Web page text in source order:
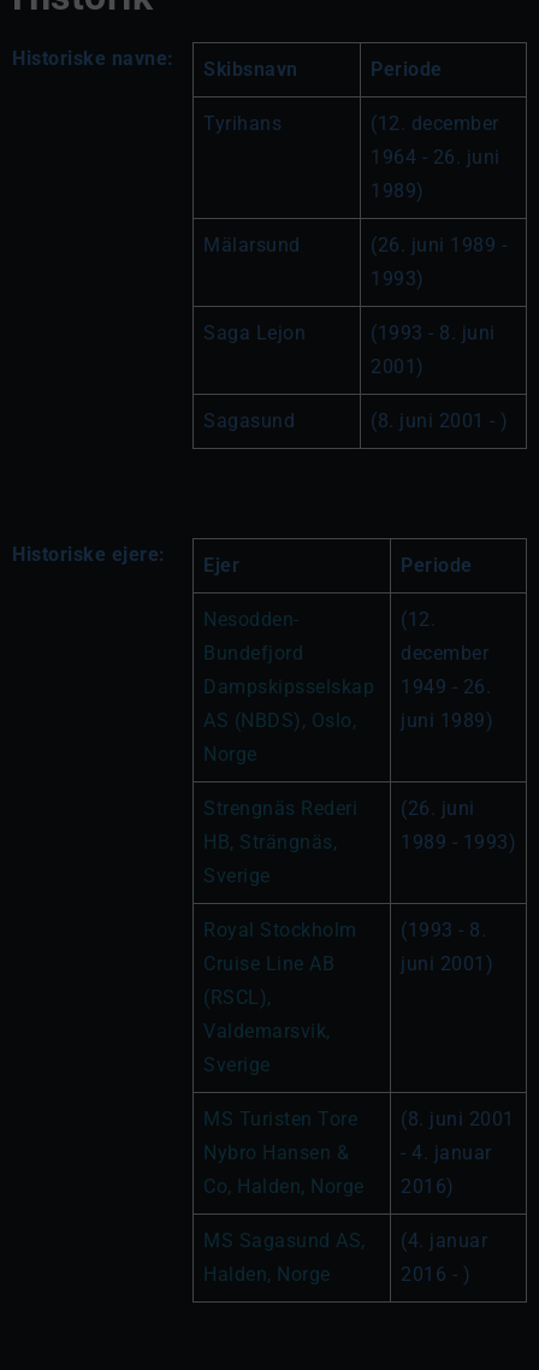
Historiske navne: Skibsnavn Periode
Tyrihans
(12. december
1964 - 26. juni
1989)
Mälarsund
(26. juni 1989 -
1993)
Saga Lejon
(1993 - 8. juni
2001)
Sagasund (8. juni 2001 - )
Historiske ejere: Ejer Periode
Nesodden-
Bundefjord
Dampskipsselskap
AS (NBDS), Oslo,
Norge
(12.
december
1949 - 26.
juni 1989)
Strengnäs Rederi
HB, Strängnäs,
Sverige
(26. juni
1989 - 1993)
Royal Stockholm
Cruise Line AB
(RSCL),
Valdemarsvik,
Sverige
(1993 - 8.
juni 2001)
MS Turisten Tore
Nybro Hansen &
Co, Halden, Norge
(8. juni 2001
- 4. januar
2016)
MS Sagasund AS,
Halden, Norge
(4. januar
2016 - )